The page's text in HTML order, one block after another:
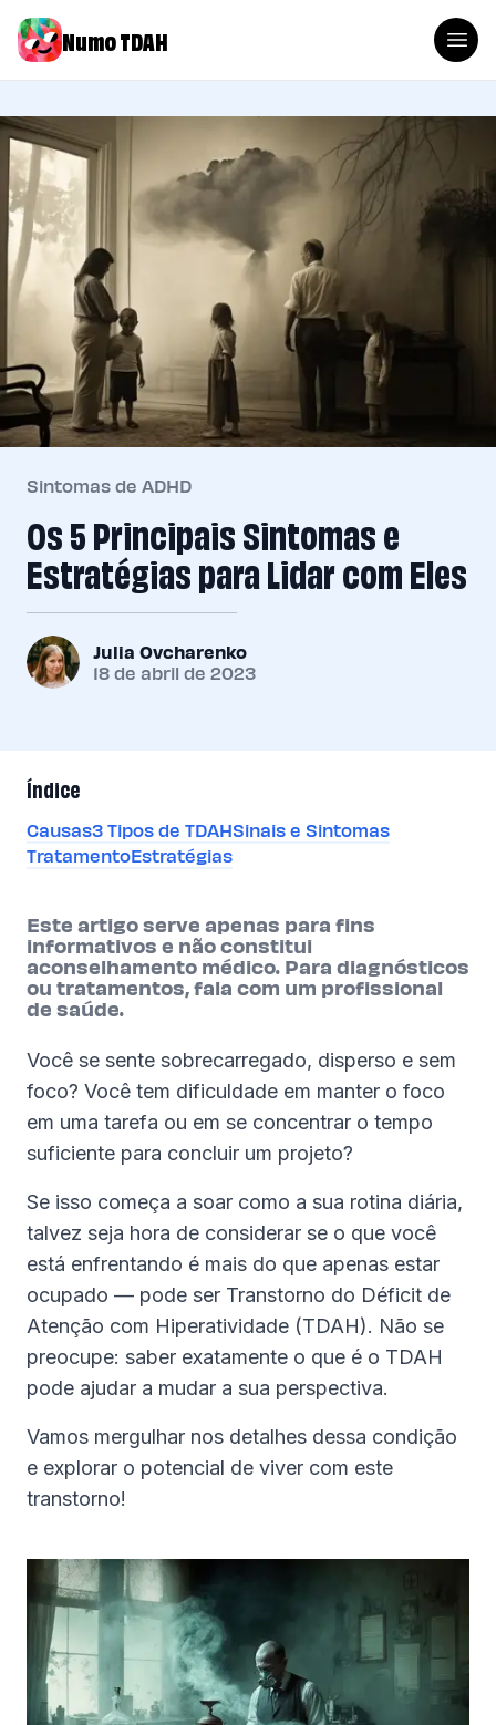
Numo TDAH
Sintomas de ADHD
Os 5 Principais Sintomas e
Estratégias para Lidar com Eles
Julia Ovcharenko
18 de abril de 2023
Índice
Causas3 Tipos de TDAHSinais e Sintomas
TratamentoEstratégias
Este artigo serve apenas para fins
informativos e não constitui
aconselhamento médico. Para diagnósticos
ou tratamentos, fala com um profissional
de saúde.
Você se sente sobrecarregado, disperso e sem
foco? Você tem dificuldade em manter o foco
em uma tarefa ou em se concentrar o tempo
suficiente para concluir um projeto?
Se isso começa a soar como a sua rotina diária,
talvez seja hora de considerar se o que você
está enfrentando é mais do que apenas estar
ocupado — pode ser Transtorno do Déficit de
Atenção com Hiperatividade (TDAH). Não se
preocupe: saber exatamente o que é o TDAH
pode ajudar a mudar a sua perspectiva.
Vamos mergulhar nos detalhes dessa condição
e explorar o potencial de viver com este
transtorno!